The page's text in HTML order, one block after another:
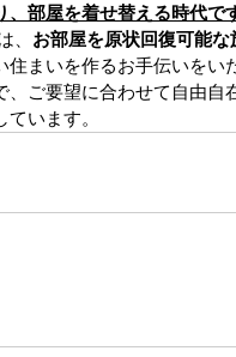
、部屋を着せ替える時代で
、 お部屋を原状回復可能
住まいを作るお手伝いをい
、ご要望に合わせて自由自
います。